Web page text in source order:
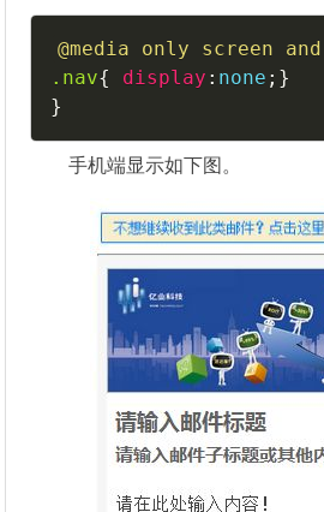
@media only screen and
.nav{ display : none ; }
}
手机端显示如下图。